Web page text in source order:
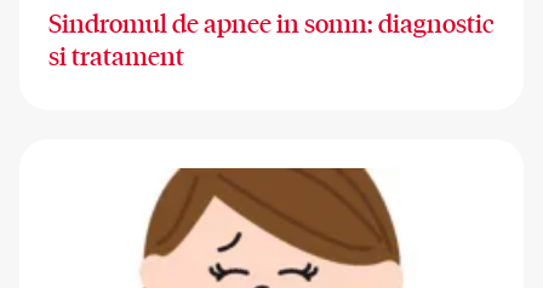
Sindromul de apnee in somn: diagnostic
si tratament